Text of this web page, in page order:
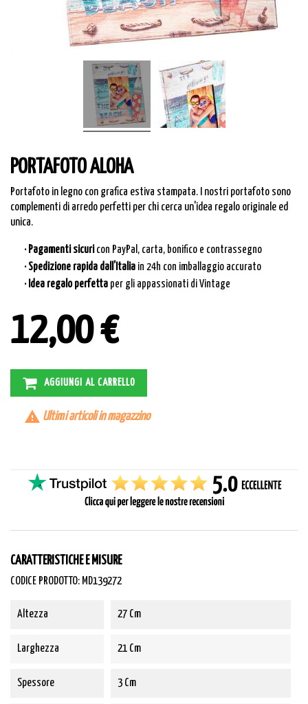
PORTAFOTO ALOHA
Portafoto in legno con grafica estiva stampata. I nostri portafoto sono
complementi di arredo perfetti per chi cerca un'idea regalo originale ed
unica.
· Pagamenti sicuri con PayPal, carta, bonifico e contrassegno
· Spedizione rapida dall’Italia in 24h con imballaggio accurato
· Idea regalo perfetta per gli appassionati di Vintage
12,00 €
AGGIUNGI AL CARRELLO
 Ultimi articoli in magazzino
CARATTERISTICHE E MISURE
CODICE PRODOTTO: MD139272
Altezza 27 Cm
Larghezza 21 Cm
Spessore 3 Cm